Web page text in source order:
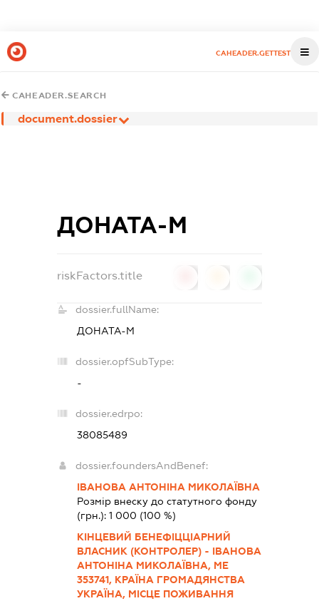
CAHEADER.GETTEST
CAHEADER.SEARCH
document.dossier
ДОНАТА-М
riskFactors.title
dossier.fullName:
ДОНАТА-М
dossier.opfSubType:
-
dossier.edrpo:
38085489
dossier.foundersAndBenef:
ІВАНОВА АНТОНІНА МИКОЛАЇВНА
Розмір внеску до статутного фонду
(грн.):1 000 (100 %)
КІНЦЕВИЙ БЕНЕФІЦЦІАРНИЙ
ВЛАСНИК (КОНТРОЛЕР) - ІВАНОВА
АНТОНІНА МИКОЛАЇВНА, МЕ
353741, КРАЇНА ГРОМАДЯНСТВА
УКРАЇНА, МІСЦЕ ПОЖИВАННЯ